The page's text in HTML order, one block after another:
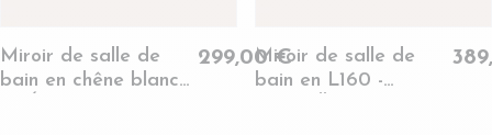
Miroir de salle de
bain en chêne blanchi
299,00 €Miroir de salle de
bain en L160 -